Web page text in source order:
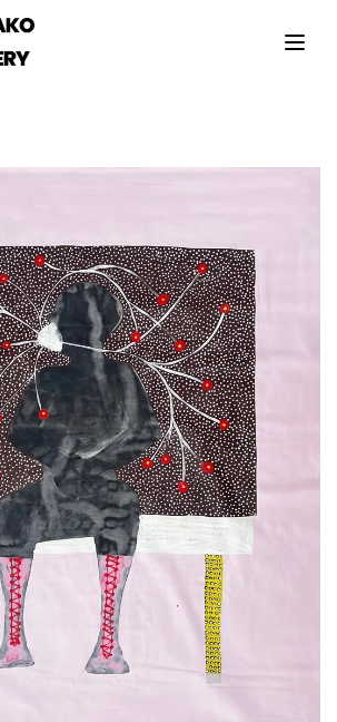
EXPOSITIONS
MALI ART CLUB
ART'ACTU
À PROPOS
CONTACT